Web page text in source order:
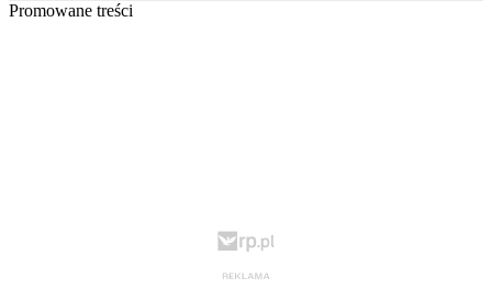
Promowane treści